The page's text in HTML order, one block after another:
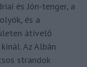
és Jón-tenger, a
és a
átívelő
Az Albán
strandok